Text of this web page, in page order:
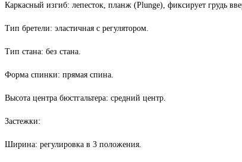
Каркасный изгиб: лепесток, планж (Plunge), фиксирует грудь
Тип бретели: эластичная с регулятором.
Тип стана: без стана.
Форма спинки: прямая спина.
Высота центра бюстгальтера: средний центр.
Застежки:
Ширина: регулировка в 3 положения.